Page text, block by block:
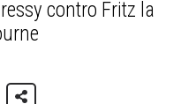
contro Fritz la